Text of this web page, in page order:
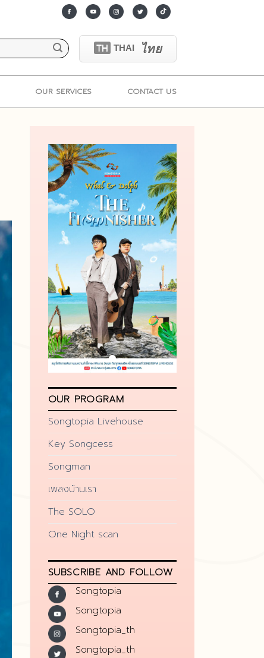
TH THAI ไทย
OUR SERVICES CONTACT US
OUR PROGRAM
Songtopia Livehouse
Key Songcess
Songman
เพลงบ้านเรา
The SOLO
One Night scan
SUBSCRIBE AND FOLLOW
Songtopia
Songtopia
Songtopia_th
Songtopia_th